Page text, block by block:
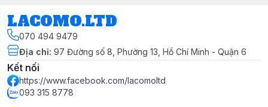
#tannhietkhicpusocket1200
#tannhietkhicpusocketam2 #tannhietkhicpusocketam2+
#tannhietkhicpusocketam3 #tannhietkhicpusocketam3+
#tannhietkhicpusocketam2plus
#tannhietkhicpusocketam3plus
#tannhietkhicpusocketam3 #tannhietkhicpusocketam3+
#tannhietkhicpusocketam3plus
LACOMO.LTD
070 494 9479
Địa chỉ: 97 Đường số 8, Phường 13, Hồ Chí Minh - Quận 6
Kết nối
https://www.facebook.com/lacomoltd
093 315 8778